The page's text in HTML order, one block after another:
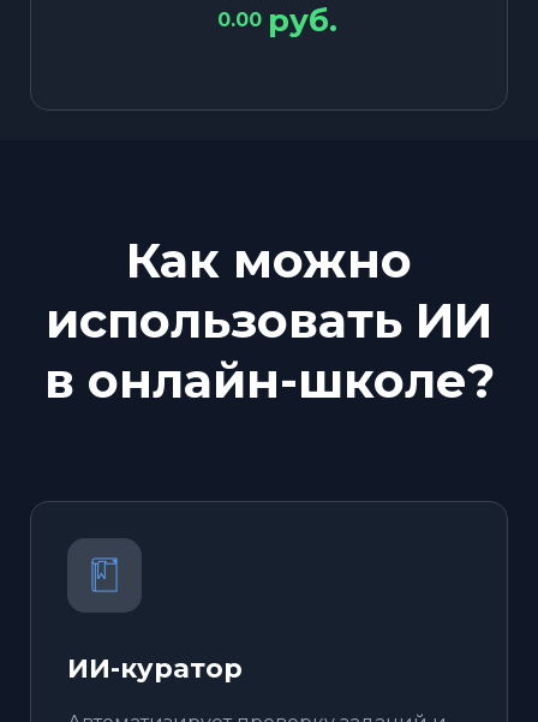
руб.
0.00
Как можно
использовать ИИ
в онлайн-школе?
ИИ-куратор